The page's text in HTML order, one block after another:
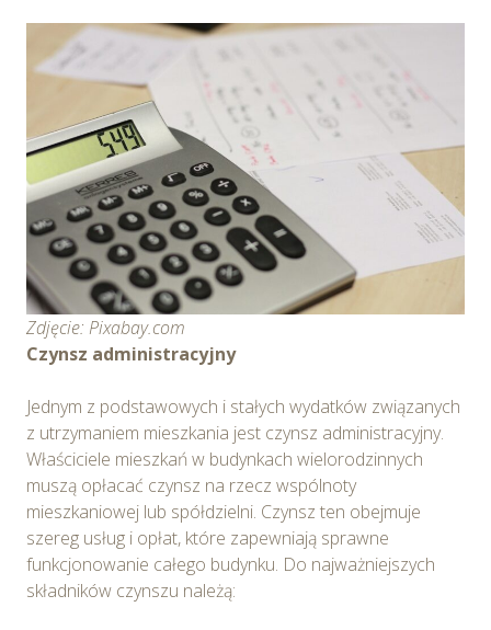
Zdjęcie: Pixabay.com
Czynsz administracyjny
Jednym z podstawowych i stałych wydatków związanych
z utrzymaniem mieszkania jest czynsz administracyjny.
Właściciele mieszkań w budynkach wielorodzinnych
muszą opłacać czynsz na rzecz wspólnoty
mieszkaniowej lub spółdzielni. Czynsz ten obejmuje
szereg usług i opłat, które zapewniają sprawne
funkcjonowanie całego budynku. Do najważniejszych
składników czynszu należą: